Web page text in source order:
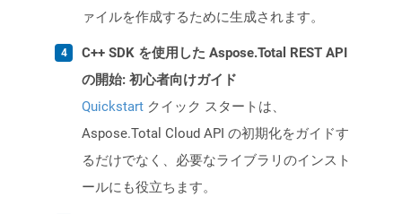
ァイルを作成するために生成されます。
C++ SDK を使用した Aspose.Total REST API
の開始: 初心者向けガイド
Quickstart クイック スタートは、
Aspose.Total Cloud API の初期化をガイドす
るだけでなく、必要なライブラリのインスト
ールにも役立ちます。